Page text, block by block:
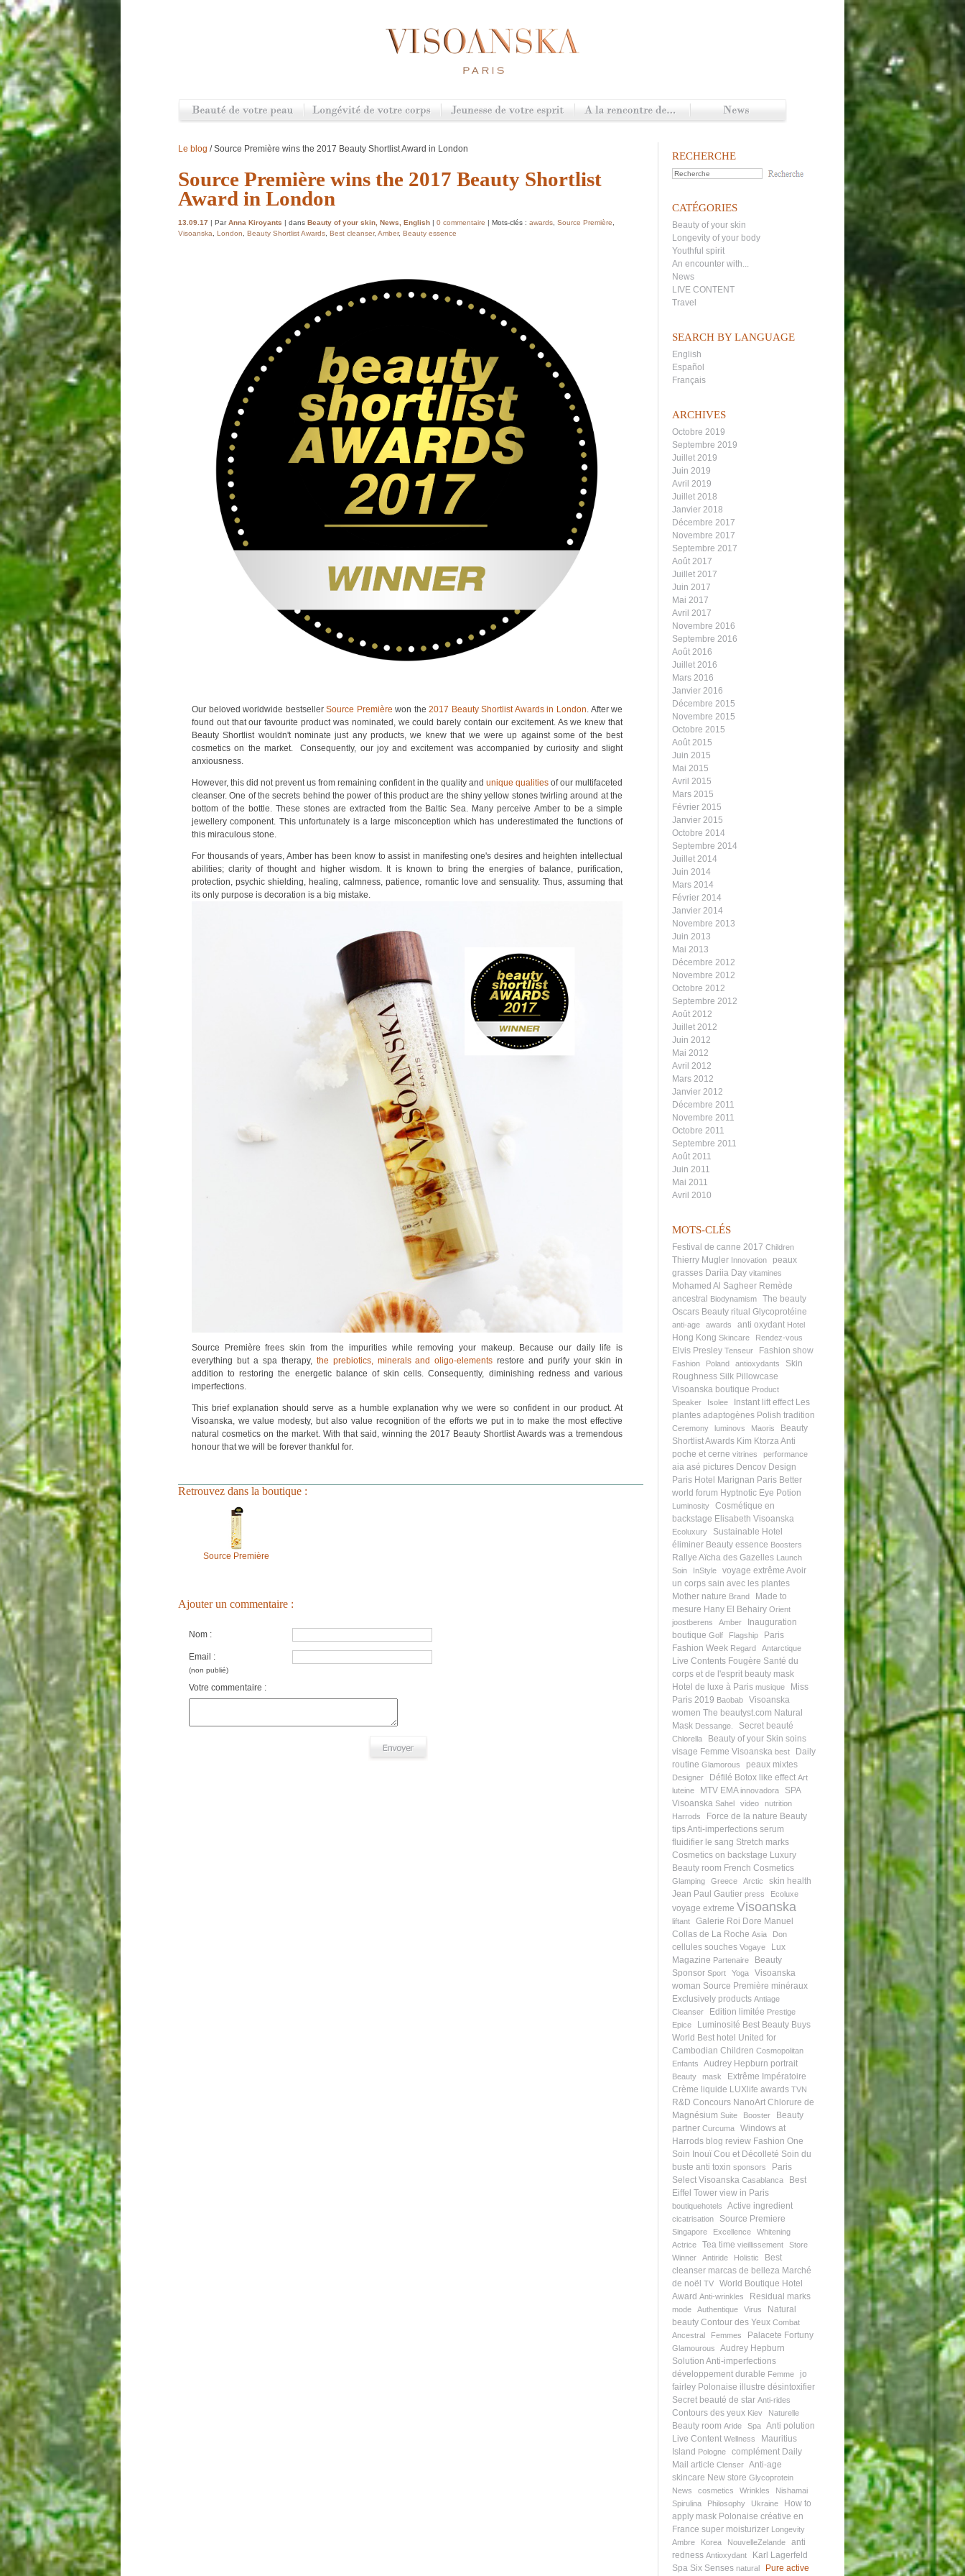
RECHERCHE
CATÉGORIES
Beauty of your skin
Longevity of your body
Youthful spirit
An encounter with...
News
LIVE CONTENT
Travel
SEARCH BY LANGUAGE
English
Español
Français
ARCHIVES
Octobre 2019
Septembre 2019
Juillet 2019
Juin 2019
Avril 2019
Juillet 2018
Janvier 2018
Décembre 2017
Novembre 2017
Septembre 2017
Août 2017
Juillet 2017
Juin 2017
Mai 2017
Avril 2017
Novembre 2016
Septembre 2016
Août 2016
Juillet 2016
Mars 2016
Janvier 2016
Décembre 2015
Novembre 2015
Octobre 2015
Août 2015
Juin 2015
Mai 2015
Avril 2015
Mars 2015
Février 2015
Janvier 2015
Octobre 2014
Septembre 2014
Juillet 2014
Juin 2014
Mars 2014
Février 2014
Janvier 2014
Novembre 2013
Juin 2013
Mai 2013
Décembre 2012
Novembre 2012
Octobre 2012
Septembre 2012
Août 2012
Juillet 2012
Juin 2012
Mai 2012
Avril 2012
Mars 2012
Janvier 2012
Décembre 2011
Novembre 2011
Octobre 2011
Septembre 2011
Août 2011
Juin 2011
Mai 2011
Avril 2010
MOTS-CLÉS
Festival de canne 2017 Children
Thierry Mugler Innovation
peaux
grasses Dariia Day vitamines
Mohamed Al Sagheer Remède
ancestral Biodynamism
The beauty
Oscars Beauty ritual Glycoprotéine
anti-age awards anti oxydant Hotel
Hong Kong Skincare Rendez-vous
Elvis Presley Tenseur Fashion show
Fashion Poland antioxydants
Skin
Roughness Silk Pillowcase
Visoanska boutique Product
Speaker
Isolee Instant lift effect Les
plantes adaptogènes Polish tradition
Ceremony luminovs Maoris
Beauty
Shortlist Awards Kim KtorzaAnti
poche et cerne vitrines performance
aia asé pictures Dencov Design
Paris Hotel Marignan Paris Better
world forum Hyptnotic Eye Potion
Luminosity
Cosmétique en
backstage Elisabeth Visoanska
Ecoluxury
Sustainable Hotel
éliminer Beauty essence Boosters
Rallye Aïcha des Gazelles Launch
Soin
InStyle voyage extrême Avoir
un corps sain avec les plantes
Mother nature Brand
Made to
mesure Hany El Behairy Orient
joostberens
Amber
Inauguration
boutique Golf Flagship
Paris
Fashion Week Regard Antarctique
Live Contents Fougère Santé du
corps et de l'esprit beauty mask
Hotel de luxe à Paris musique
Miss
Paris 2019 Baobab
Visoanska
women The beautyst.com Natural
Mask Dessange. Secret beauté
Chlorella Beauty of your Skin soins
visage Femme Visoanska best
Daily
routine Glamorous peaux mixtes
Designer Défilé Botox like effect Art
luteine
MTV EMA innovadora
SPA
Visoanska Sahel video
nutrition
Harrods
Force de la nature Beauty
tipsAnti-imperfections serum
fluidifier le sang Stretch marks
Cosmetics on backstage Luxury
Beauty room French Cosmetics
Glamping Greece Arctic
skin health
Jean Paul Gautier press Ecoluxe
voyage extreme Visoanska
liftant Galerie Roi Dore Manuel
Collas de La Roche Asia Don
cellules souches Vogaye
Lux
Magazine Partenaire
Beauty
Sponsor Sport Yoga
Visoanska
woman Source Première minéraux
Exclusively products Antiage
Cleanser
Edition limitée Prestige
Epice
Luminosité Best Beauty Buys
World Best hotel United for
Cambodian Children Cosmopolitan
Enfants
Audrey Hepburn portrait
Beauty mask Extrême Impératoire
Crème liquide LUXlife awards TVN
R&D Concours NanoArt Chlorure de
Magnésium Suite Booster
Beauty
partner Curcuma
Windows at
Harrods blog review Fashion One
Soin Inouï Cou et Décolleté Soin du
buste anti toxin sponsors
Paris
Select Visoanska Casablanca
Best
Eiffel Tower view in Paris
boutiquehotels Active ingredient
cicatrisation Source Premiere
Singapore Excellence
Whitening
Actrice
Tea time vieillissement
Store
Winner
Antiride Holistic
Best
cleanser marcas de belleza Marché
de noël TV
World Boutique Hotel
Award Anti-wrinkles Residual marks
mode Authentique Virus
Natural
beauty Contour des Yeux Combat
Ancestral
Femmes Palacete Fortuny
Glamourous
Audrey Hepburn
Solution Anti-imperfections
développement durable Femme
jo
fairley Polonaise illustre désintoxifier
Secret beauté de star Anti-rides
Contours des yeux Kiev Naturelle
Beauty room Aride Spa Anti polution
Live Content Wellness
Mauritius
Island Pologne complément Daily
Mail article Clenser Anti-age
skincare New store Glycoprotein
News
cosmetics Wrinkles
Nishamai
Spirulina
Philosophy Ukraine
How to
apply mask Polonaise créative en
France super moisturizer Longevity
Ambre
Korea NouvelleZelande
anti
redness Antioxydant
Karl Lagerfeld
Spa Six Senses natural Pure active
Le blog / Source Première wins the 2017 Beauty Shortlist Award in London
Source Première wins the 2017 Beauty Shortlist
Award in London
13.09.17 | ParAnna Kiroyants | dans Beauty of your skin News English | 0 commentaire | Mots-clés : awards Source Première
Visoanska
London Beauty Shortlist Awards Best cleanser, Amber, Beauty essence
Our beloved worldwide bestsellerSource Première won the2017 Beauty Shortlist Awards in London. After we
found out that our favourite product was nominated, we could barely contain our excitement. As we knew that
Beauty Shortlist wouldn't nominate just any products, we knew that we were up against some of the best
cosmetics on the market. Consequently, our joy and excitement was accompanied by curiosity and slight
anxiousness.
However, this did not prevent us from remaining confident in the quality and unique qualities of our multifaceted
cleanser. One of the secrets behind the power of this product are the shiny yellow stones twirling around at the
bottom of the bottle. These stones are extracted from the Baltic Sea. Many perceive Amber to be a simple
jewellery component. This unfortunately is a large misconception which has underestimated the functions of
this miraculous stone.
For thousands of years, Amber has been know toassist in manifesting one's desires and heighten intellectual
abilities; clarity of thought and higher wisdom. It is known to bring the energies of balance, purification,
protection, psychic shielding, healing, calmness, patience, romantic love and sensuality. Thus, assuming that
its only purpose is decoration is a big mistake.
Source Première frees skin from the impurities while removing your makeup. Because our daily life is
everything but a spa therapy, the prebiotics, minerals and oligo-elements restore and purify your skin in
addition to restoring the energetic balance of skin cells. Consequently, diminishing redness and various
imperfections.
This brief explanation should serve as a humble explanation why we were so confident in our product. At
Visoanska, we value modesty, but also value recognition of the efforts we put in to make the most effective
natural cosmetics on the market. With that said, winning the 2017 Beauty Shortlist Awards was a tremendous
honour that we will be forever thankful for.
Retrouvez dans la boutique :
Source Première
Ajouter un commentaire :
Nom :
Email :
(non publié)
Votre commentaire :